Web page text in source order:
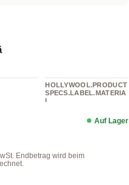
HOLLYWOOL.PRODUCT
SPECS.LABEL.MATERIA
L
Preis:
Endbetrag wird beim
Auf Lager